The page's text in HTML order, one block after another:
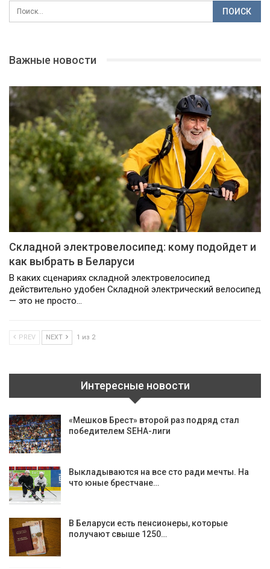
Важные новости
Складной электровелосипед: кому подойдет и
как выбрать в Беларуси
В каких сценариях складной электровелосипед
действительно удобен Складной электрический велосипед
— это не просто…
PREV NEXT 1 из 2
Интересные новости
«Мешков Брест» второй раз подряд стал
победителем SEHA-лиги
Выкладываются на все сто ради мечты. На
что юные брестчане…
В Беларуси есть пенсионеры, которые
получают свыше 1250…